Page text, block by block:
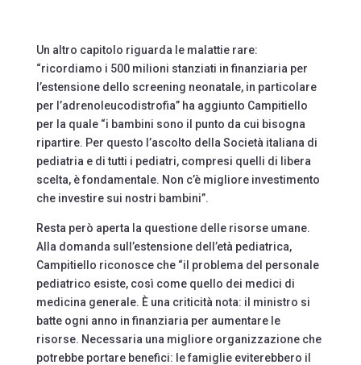
Un altro capitolo riguarda le malattie rare:
“ricordiamo i 500 milioni stanziati in finanziaria per
l’estensione dello screening neonatale, in particolare
per l’adrenoleucodistrofia” ha aggiunto Campitiello
per la quale “i bambini sono il punto da cui bisogna
ripartire. Per questo l’ascolto della Società italiana di
pediatria e di tutti i pediatri, compresi quelli di libera
scelta, è fondamentale. Non c’è migliore investimento
che investire sui nostri bambini”.
Resta però aperta la questione delle risorse umane.
Alla domanda sull’estensione dell’età pediatrica,
Campitiello riconosce che “il problema del personale
pediatrico esiste, così come quello dei medici di
medicina generale. È una criticità nota: il ministro si
batte ogni anno in finanziaria per aumentare le
risorse. Necessaria una migliore organizzazione che
potrebbe portare benefici: le famiglie eviterebbero il